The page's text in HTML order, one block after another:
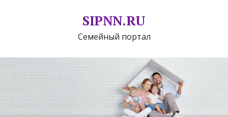
SIPNN.RU
Семейный портал